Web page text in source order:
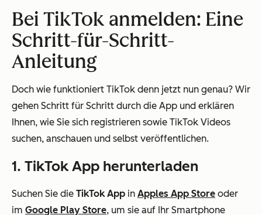
Bei TikTok anmelden: Eine
Schritt-für-Schritt-
Anleitung
Doch wie funktioniert TikTok denn jetzt nun genau? Wir
gehen Schritt für Schritt durch die App und erklären
Ihnen, wie Sie sich registrieren sowie TikTok Videos
suchen, anschauen und selbst veröffentlichen.
1. TikTok App herunterladen
Suchen Sie die TikTok App in Apples App Store oder
im Google Play Store, um sie auf Ihr Smartphone